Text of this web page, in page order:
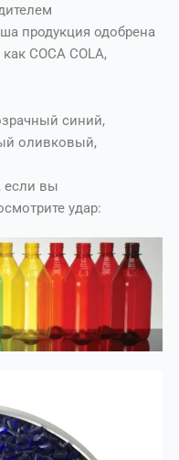
продукция одобрена
COCA COLA,
синий,
оливковый,
если вы
удар: